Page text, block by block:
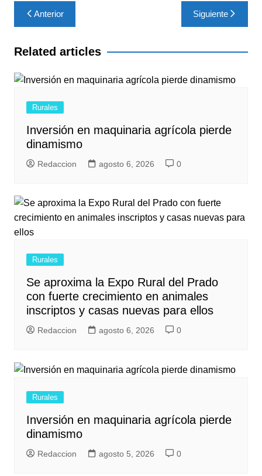
Navegación
de
entradas
Anterior Siguiente
Related articles
Rurales
Inversión en maquinaria agrícola pierde
dinamismo
Redaccion agosto 6, 2026 0
Rurales
Se aproxima la Expo Rural del Prado
con fuerte crecimiento en animales
inscriptos y casas nuevas para ellos
Redaccion agosto 6, 2026 0
Rurales
Inversión en maquinaria agrícola pierde
dinamismo
Redaccion agosto 5, 2026 0